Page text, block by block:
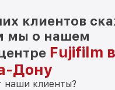
клиентов
мы о нашем
Fujifilm в
Дону
наши клиенты?